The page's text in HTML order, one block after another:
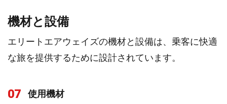
機材と設備
エリートエアウェイズの機材と設備は、乗客に快適
な旅を提供するために設計されています。
07
使用機材